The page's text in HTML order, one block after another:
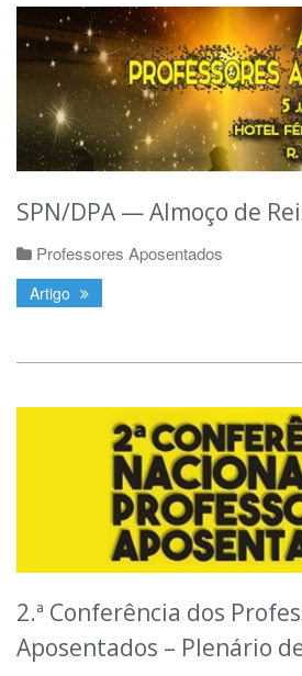
SPN/DPA — Almoço de
Professores Aposentados
Artigo
2.ª Conferência dos
Aposentados – Plenário